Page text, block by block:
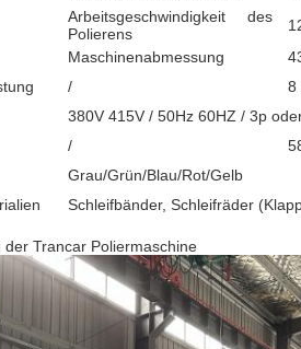
Arbeitsgeschwindigkeit des
Polierens
Maschinenabmessung
/
8
380V 415V / 50Hz 60HZ / 3p
/
Grau/Grün/Blau/Rot/Gelb
Schleifbänder, Schleifräder
Trancar Poliermaschine